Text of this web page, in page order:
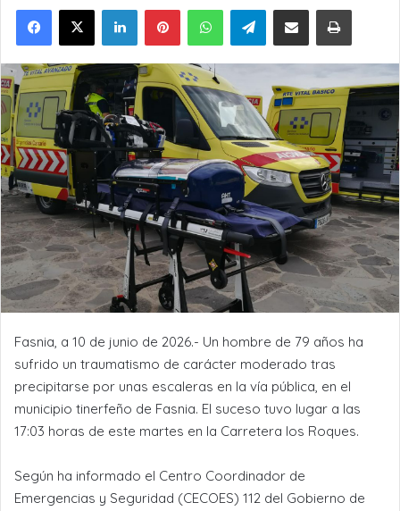
LinkedInPinterestWhatsAppTelegramCompartir por Email Imprimir
Fasnia, a 10 de junio de 2026.- Un hombre de 79 años ha
sufrido un traumatismo de carácter moderado tras
precipitarse por unas escaleras en la vía pública, en el
municipio tinerfeño de Fasnia. El suceso tuvo lugar a las
17:03 horas de este martes en la Carretera los Roques.
Según ha informado el Centro Coordinador de
Emergencias y Seguridad (CECOES) 112 del Gobierno de